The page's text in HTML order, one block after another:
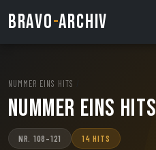
BRAVO-ARCHIV
NUMMER EINS HITS
Nummer Eins Hits
NR. 108–121 14 HITS